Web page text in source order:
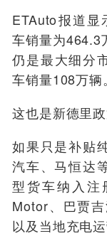
ETAuto报道
车销量为464.3
仍是最大细分
车销量108万辆。
这也是新德里
如果只是补贴
汽车、马恒达
型货车纳入注
Motor、巴贾
以及当地充电